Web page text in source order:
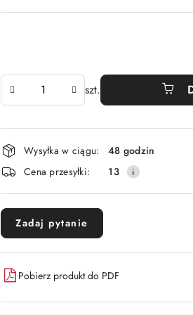
szt.
Dostępność
i
dostawa
Wysyłka w ciągu:
48 godzin
Cena przesyłki:
13
Zadaj pytanie
Pobierz produkt do PDF